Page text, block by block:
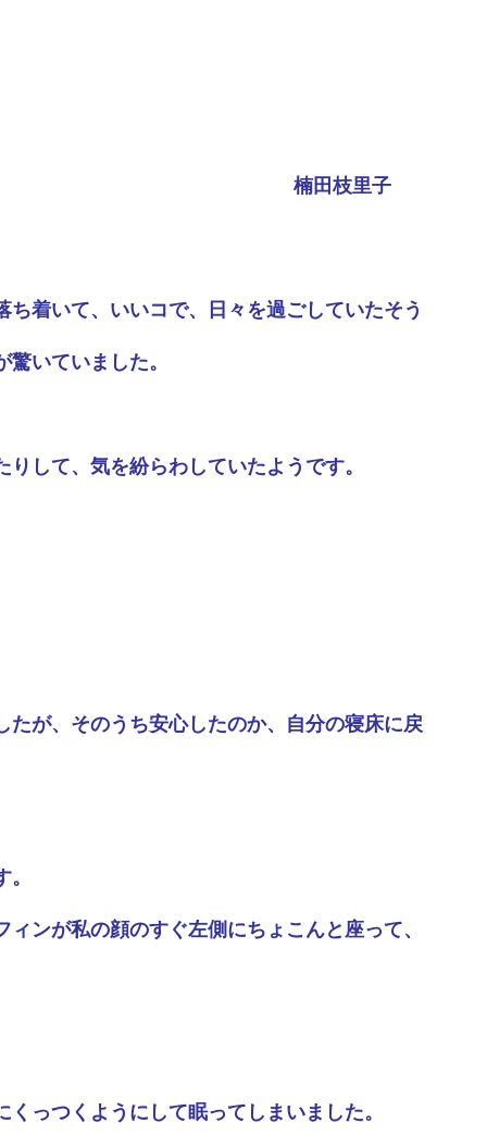
楠田枝里子
着いて、いいコで、日々を過ごしていたそう
いていました。
して、気を紛らわしていたようです。
が、そのうち安心したのか、自分の寝床に戻
ンが私の顔のすぐ左側にちょこんと座って、
っつくようにして眠ってしまいました。